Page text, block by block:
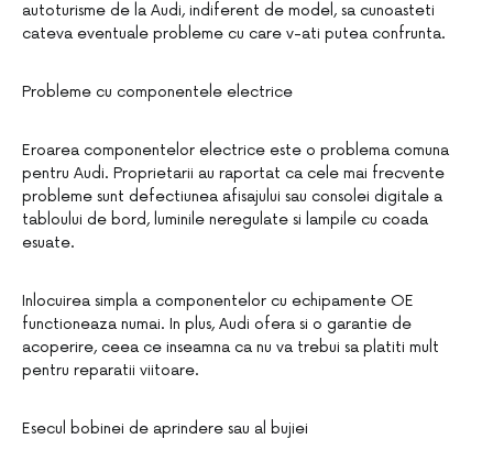
autoturisme de la Audi, indiferent de model, sa cunoasteti
cateva eventuale probleme cu care v-ati putea confrunta.
Probleme cu componentele electrice
Eroarea componentelor electrice este o problema comuna
pentru Audi. Proprietarii au raportat ca cele mai frecvente
probleme sunt defectiunea afisajului sau consolei digitale a
tabloului de bord, luminile neregulate si lampile cu coada
esuate.
Inlocuirea simpla a componentelor cu echipamente OE
functioneaza numai. In plus, Audi ofera si o garantie de
acoperire, ceea ce inseamna ca nu va trebui sa platiti mult
pentru reparatii viitoare.
Esecul bobinei de aprindere sau al bujiei